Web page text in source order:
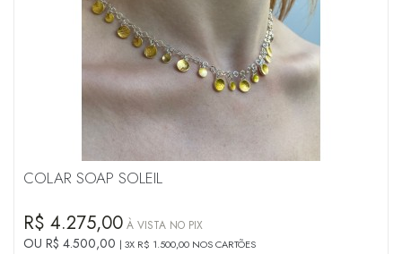
COLAR SOAP SOLEIL
R$ 4.275,00 À VISTA NO PIX
OU R$ 4.500,00 3X R$ 1.500,00 NOS CARTÕES